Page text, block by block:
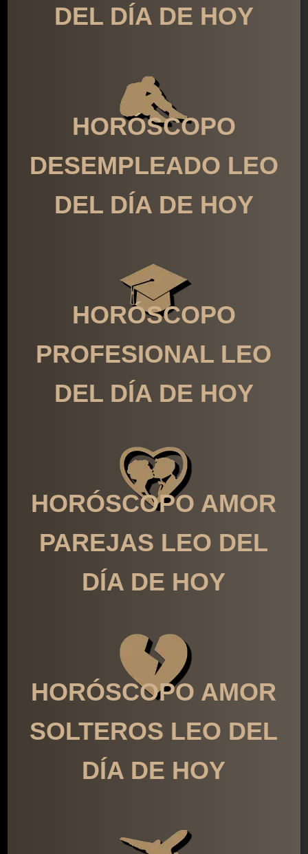
DEL DÍA DE HOY
HORÓSCOPO
DESEMPLEADO LEO
DEL DÍA DE HOY
HORÓSCOPO
PROFESIONAL LEO
DEL DÍA DE HOY
HORÓSCOPO AMOR
PAREJAS LEO DEL
DÍA DE HOY
HORÓSCOPO AMOR
SOLTEROS LEO DEL
DÍA DE HOY